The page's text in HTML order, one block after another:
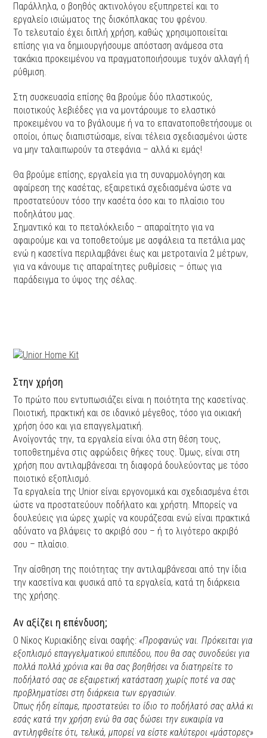
Παράλληλα, ο βοηθός ακτινολόγου εξυπηρετεί και το
εργαλείο ισιώματος της δισκόπλακας του φρένου.
Το τελευταίο έχει διπλή χρήση, καθώς χρησιμοποιείται
επίσης για να δημιουργήσουμε απόσταση ανάμεσα στα
τακάκια προκειμένου να πραγματοποιήσουμε τυχόν αλλαγή ή
ρύθμιση.
Στη συσκευασία επίσης θα βρούμε δύο πλαστικούς,
ποιοτικούς λεβιέδες για να μοντάρουμε το ελαστικό
προκειμένου να το βγάλουμε ή να το επανατοποθετήσουμε οι
οποίοι, όπως διαπιστώσαμε, είναι τέλεια σχεδιασμένοι ώστε
να μην ταλαιπωρούν τα στεφάνια – αλλά κι εμάς!
Θα βρούμε επίσης, εργαλεία για τη συναρμολόγηση και
αφαίρεση της κασέτας, εξαιρετικά σχεδιασμένα ώστε να
προστατεύουν τόσο την κασέτα όσο και το πλαίσιο του
ποδηλάτου μας.
Σημαντικό και το πεταλόκλειδο – απαραίτητο για να
αφαιρούμε και να τοποθετούμε με ασφάλεια τα πετάλια μας
ενώ η κασετίνα περιλαμβάνει έως και μετροταινία 2 μέτρων,
για να κάνουμε τις απαραίτητες ρυθμίσεις – όπως για
παράδειγμα το ύψος της σέλας.
Στην χρήση
Το πρώτο που εντυπωσιάζει είναι η ποιότητα της κασετίνας.
Ποιοτική, πρακτική και σε ιδανικό μέγεθος, τόσο για οικιακή
χρήση όσο και για επαγγελματική.
Ανοίγοντάς την, τα εργαλεία είναι όλα στη θέση τους,
τοποθετημένα στις αφρώδεις θήκες τους. Όμως, είναι στη
χρήση που αντιλαμβάνεσαι τη διαφορά δουλεύοντας με τόσο
ποιοτικό εξοπλισμό.
Τα εργαλεία της Unior είναι εργονομικά και σχεδιασμένα έτσι
ώστε να προστατεύουν ποδήλατο και χρήστη. Μπορείς να
δουλεύεις για ώρες χωρίς να κουράζεσαι ενώ είναι πρακτικά
αδύνατο να βλάψεις το ακριβό σου – ή το λιγότερο ακριβό
σου – πλαίσιο.
Την αίσθηση της ποιότητας την αντιλαμβάνεσαι από την ίδια
την κασετίνα και φυσικά από τα εργαλεία, κατά τη διάρκεια
της χρήσης.
Αν αξίζει η επένδυση;
Ο Νίκος Κυριακίδης είναι σαφής: «Προφανώς ναι. Πρόκειται για
εξοπλισμό επαγγελματικού επιπέδου, που θα σας συνοδεύει για
πολλά πολλά χρόνια και θα σας βοηθήσει να διατηρείτε το
ποδήλατό σας σε εξαιρετική κατάσταση χωρίς ποτέ να σας
προβληματίσει στη διάρκεια των εργασιών.
Όπως ήδη είπαμε, προστατεύει το ίδιο το ποδήλατό σας αλλά κι
εσάς κατά την χρήση ενώ θα σας δώσει την ευκαιρία να
αντιληφθείτε ότι, τελικά, μπορεί να είστε καλύτεροι «μάστορες»